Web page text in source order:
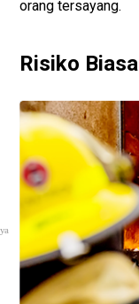
orang tersayang.
Risiko Biasa